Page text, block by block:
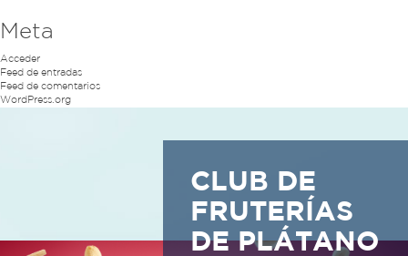
Meta
Acceder
Feed de entradas
Feed de comentarios
WordPress.org
CLUB DE
FRUTERÍAS
DE PLÁTANO